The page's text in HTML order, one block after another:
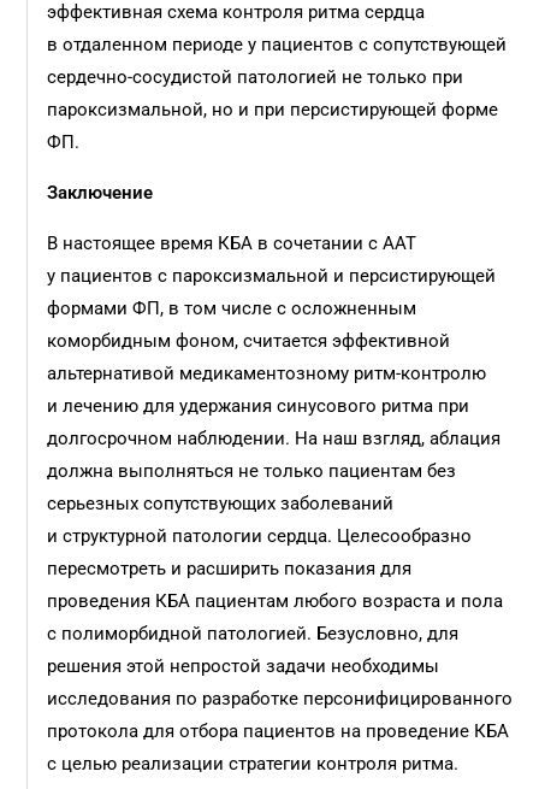
эффективная схема контроля ритма сердца
в отдаленном периоде у пациентов с сопутствующей
сердечно-сосудистой патологией не только при
пароксизмальной, но и при персистирующей форме
ФП.
Заключение
В настоящее время КБА в сочетании с ААТ
у пациентов с пароксизмальной и персистирующей
формами ФП, в том числе с осложненным
коморбидным фоном, считается эффективной
альтернативой медикаментозному ритм-контролю
и лечению для удержания синусового ритма при
долгосрочном наблюдении. На наш взгляд, аблация
должна выполняться не только пациентам без
серьезных сопутствующих заболеваний
и структурной патологии сердца. Целесообразно
пересмотреть и расширить показания для
проведения КБА пациентам любого возраста и пола
с полиморбидной патологией. Безусловно, для
решения этой непростой задачи необходимы
исследования по разработке персонифицированного
протокола для отбора пациентов на проведение КБА
с целью реализации стратегии контроля ритма.